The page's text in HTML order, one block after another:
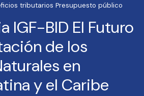
tributarios Presupuesto público
IGF-BID El Futuro
de los
en
y el Caribe